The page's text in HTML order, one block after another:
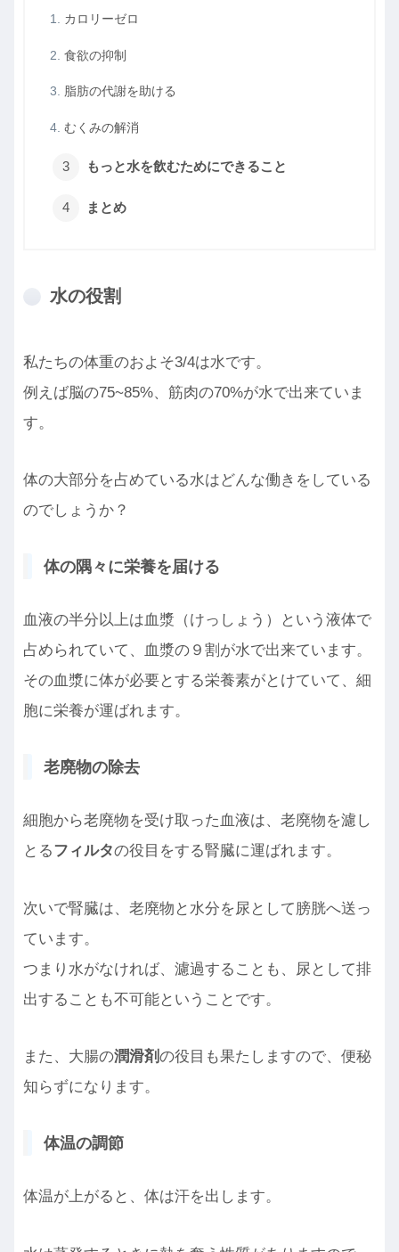
カロリーゼロ
食欲の抑制
脂肪の代謝を助ける
むくみの解消
もっと水を飲むためにできること
まとめ
水の役割
私たちの体重のおよそ3/4は水です。
例えば脳の75~85%、筋肉の70%が水で出来ていま
す。
体の大部分を占めている水はどんな働きをしている
のでしょうか？
体の隅々に栄養を届ける
血液の半分以上は血漿（けっしょう）という液体で
占められていて、血漿の９割が水で出来ています。
その血漿に体が必要とする栄養素がとけていて、細
胞に栄養が運ばれます。
老廃物の除去
細胞から老廃物を受け取った血液は、老廃物を濾し
とるフィルタの役目をする腎臓に運ばれます。
次いで腎臓は、老廃物と水分を尿として膀胱へ送っ
ています。
つまり水がなければ、濾過することも、尿として排
出することも不可能ということです。
また、大腸の潤滑剤の役目も果たしますので、便秘
知らずになります。
体温の調節
体温が上がると、体は汗を出します。